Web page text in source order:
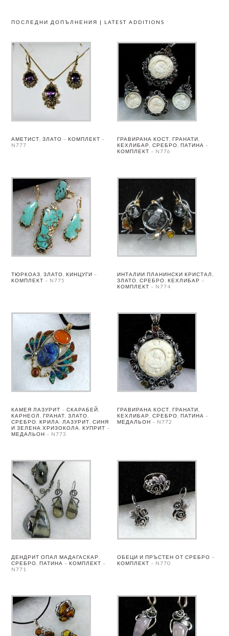
ПОСЛЕДНИ ДОПЪЛНЕНИЯ | LATEST ADDITIONS
АМЕТИСТ, ЗЛАТО – КОМПЛЕКТ –
N777
ГРАВИРАНА КОСТ, ГРАНАТИ,
КЕХЛИБАР, СРЕБРО, ПАТИНА –
КОМПЛЕКТ – N776
ТЮРКОАЗ, ЗЛАТО, КИНЦУГИ –
КОМПЛЕКТ – N775
ИНТАЛИИ ПЛАНИНСКИ КРИСТАЛ,
ЗЛАТО, СРЕБРО, КЕХЛИБАР –
КОМПЛЕКТ – N774
КАМЕЯ ЛАЗУРИТ – СКАРАБЕЙ,
КАРНЕОЛ, ГРАНАТ, ЗЛАТО,
СРЕБРО. КРИЛА: ЛАЗУРИТ, СИНЯ
И ЗЕЛЕНА ХРИЗОКОЛА, КУПРИТ –
МЕДАЛЬОН – N773
ГРАВИРАНА КОСТ, ГРАНАТИ,
КЕХЛИБАР, СРЕБРО, ПАТИНА –
МЕДАЛЬОН – N772
ДЕНДРИТ ОПАЛ МАДАГАСКАР,
СРЕБРО, ПАТИНА – КОМПЛЕКТ –
N771
ОБЕЦИ И ПРЪСТЕН ОТ СРЕБРО –
КОМПЛЕКТ – N770